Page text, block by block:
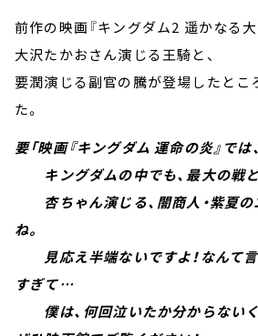
前作の映画『キングダム2 遥かなる大
大沢たかおさん演じる王騎と、
要潤演じる副官の騰が登場したとこ
た。
要「映画『キングダム 運命の炎』では、
キングダムの中でも、最大の戦と
杏ちゃん演じる、闇商人・紫夏の
ね。
見応え半端ないですよ！なんて
すぎて…
僕は、何回泣いたか分からないく